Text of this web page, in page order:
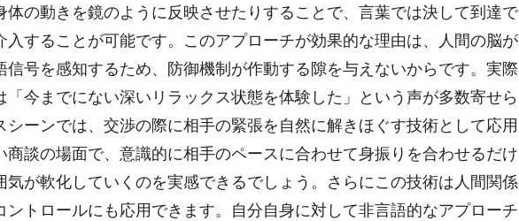
体の動きを鏡のように反映させたりすることで、言葉では決して到達で
入することが可能です。このアプローチが効果的な理由は、人間の脳が
信号を感知するため、防御機制が作動する隙を与えないからです。実際
「今までにない深いリラックス状態を体験した」という声が多数寄せら
ーンでは、交渉の際に相手の緊張を自然に解きほぐす技術として応用
商談の場面で、意識的に相手のペースに合わせて身振りを合わせるだけ
気が軟化していくのを実感できるでしょう。さらにこの技術は人間関係
ントロールにも応用できます。自分自身に対して非言語的なアプローチ